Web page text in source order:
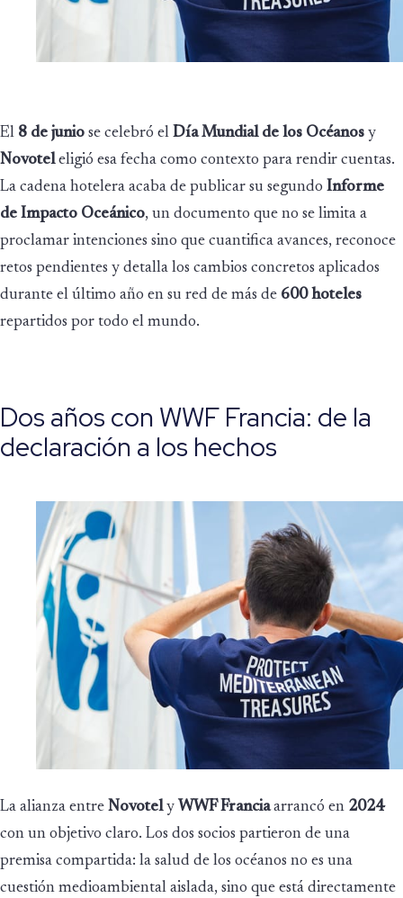
El 8 de junio se celebró el Día Mundial de los Océanos y
Novoteleligió esa fecha como contexto para rendir cuentas.
La cadena hotelera acaba de publicar su segundo Informe
de Impacto Oceánico, un documento que no se limita a
proclamar intenciones sino que cuantifica avances, reconoce
retos pendientes y detalla los cambios concretos aplicados
durante el último año en su red de más de 600 hoteles
repartidos por todo el mundo.
Dos años con WWF Francia: de la
declaración a los hechos
La alianza entre Novotely WWF Franciaarrancó en 2024
con un objetivo claro. Los dos socios partieron de una
premisa compartida: la salud de los océanos no es una
cuestión medioambiental aislada, sino que está directamente